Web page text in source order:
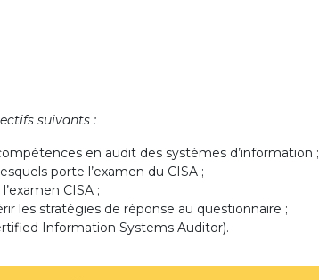
suivants :
en audit des systèmes d’information ;
porte l’examen du CISA ;
CISA ;
les stratégies de réponse au questionnaire ;
Information Systems Auditor).